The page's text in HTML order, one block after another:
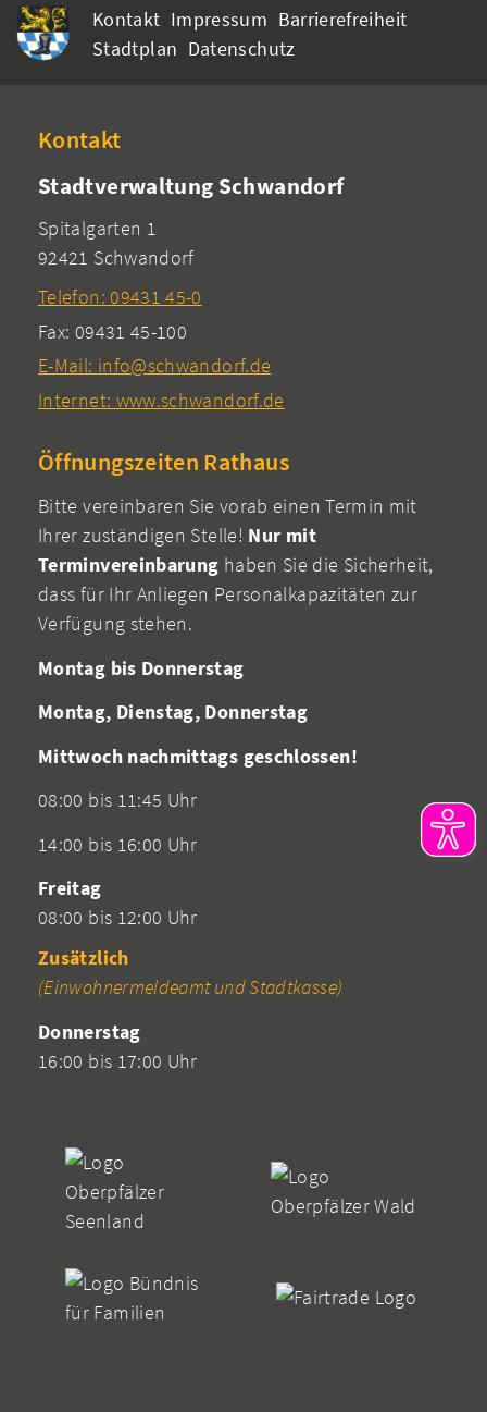
Kontakt Impressum Barrierefreiheit
Stadtplan Datenschutz
Kontakt
Stadtverwaltung Schwandorf
Spitalgarten 1
92421 Schwandorf
Telefon: 09431 45-0
Fax: 09431 45-100
E-Mail: info@schwandorf.de
Internet: www.schwandorf.de
Öffnungszeiten Rathaus
Bitte vereinbaren Sie vorab einen Termin mit
Ihrer zuständigen Stelle! Nur mit
Terminvereinbarung haben Sie die Sicherheit,
dass für Ihr Anliegen Personalkapazitäten zur
Verfügung stehen.
Montag bis Donnerstag
Montag, Dienstag, Donnerstag
Mittwoch nachmittags geschlossen!
08:00 bis 11:45 Uhr
14:00 bis 16:00 Uhr
Freitag
08:00 bis 12:00 Uhr
Zusätzlich
(Einwohnermeldeamt und Stadtkasse)
Donnerstag
16:00 bis 17:00 Uhr